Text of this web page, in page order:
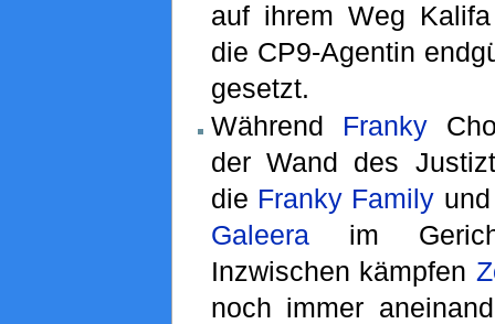
auf ihrem Weg
die CP9-Agentin
gesetzt.
Während Franky
der Wand des
die Franky Family
Galeeraim
Inzwischen kämpfen
noch immer